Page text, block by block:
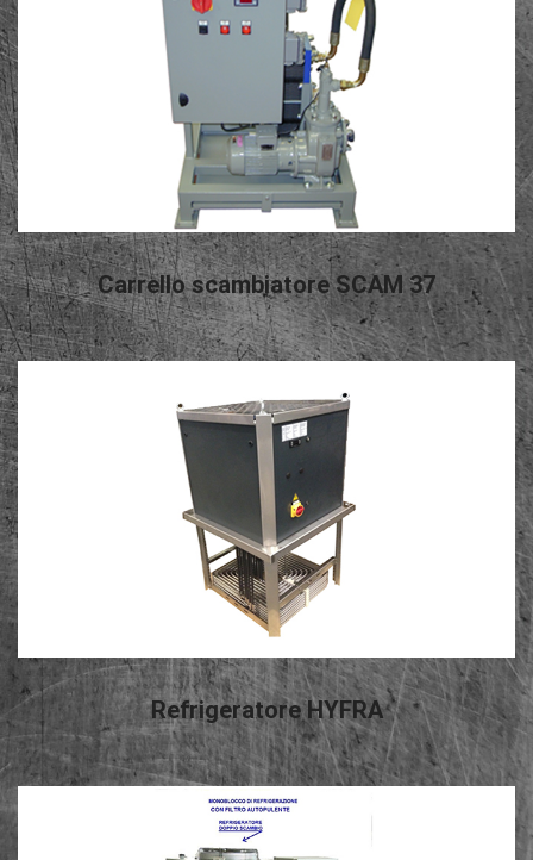
LEGGI TUTTO
Carrello scambiatore SCAM 37
LEGGI TUTTO
Refrigeratore HYFRA